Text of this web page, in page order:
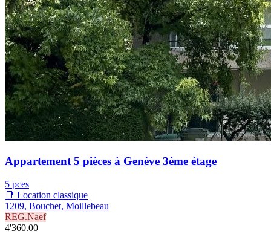
Appartement 5 pièces à Genève 3ème étage
5 pces
📑 Location classique
1209, Bouchet, Moillebeau
REG.Naef
4'360.00